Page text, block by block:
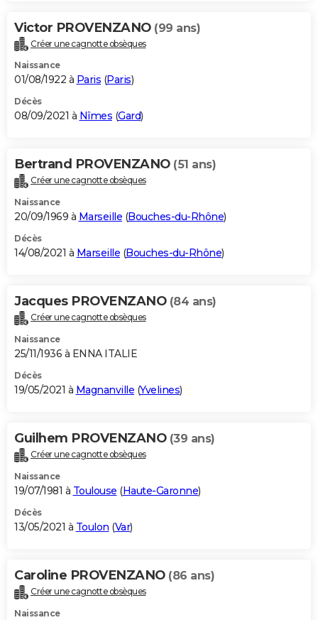
Victor PROVENZANO (99 ans)
Créer une cagnotte obsèques
Naissance
01/08/1922 à Paris (Paris)
Décès
08/09/2021 à Nîmes (Gard)
Bertrand PROVENZANO (51 ans)
Créer une cagnotte obsèques
Naissance
20/09/1969 à Marseille (Bouches-du-Rhône)
Décès
14/08/2021 à Marseille (Bouches-du-Rhône)
Jacques PROVENZANO (84 ans)
Créer une cagnotte obsèques
Naissance
25/11/1936 à ENNA ITALIE
Décès
19/05/2021 à Magnanville (Yvelines)
Guilhem PROVENZANO (39 ans)
Créer une cagnotte obsèques
Naissance
19/07/1981 à Toulouse (Haute-Garonne)
Décès
13/05/2021 à Toulon (Var)
Caroline PROVENZANO (86 ans)
Créer une cagnotte obsèques
Naissance